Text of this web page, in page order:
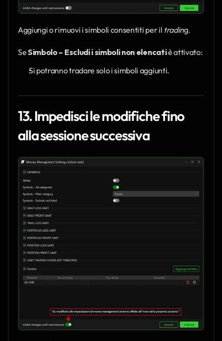
Aggiungi o rimuovi i simboli consentiti per il trading.
Se Simbolo – Escludi i simboli non elencati è attivato:
Si potranno tradare solo i simboli aggiunti.
13. Impedisci le modifiche fino
alla sessione successiva